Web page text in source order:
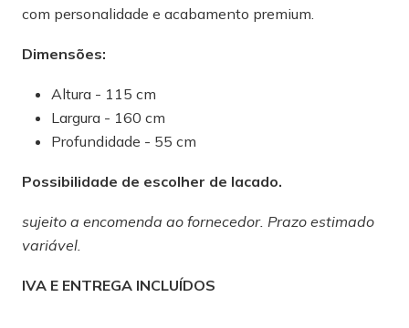
com personalidade e acabamento premium.
Dimensões:
Altura - 115 cm
Largura - 160 cm
Profundidade - 55 cm
Possibilidade de escolher de lacado.
sujeito a encomenda ao fornecedor. Prazo estimado
variável.
IVA E ENTREGA INCLUÍDOS